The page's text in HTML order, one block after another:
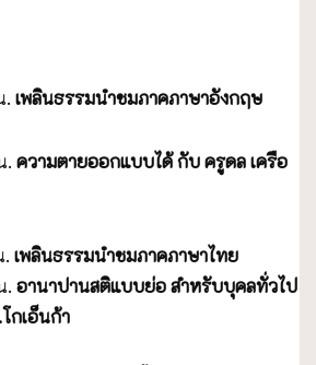
. เพลินธรรมนำชมภาคภาษาอังกฤษ
. ความตายออกแบบได้ กับ ครูดล เครือ
. เพลินธรรมนำชมภาคภาษาไทย
. อานาปานสติแบบย่อ สำหรับบุคลทั่วไป
กเอ็นก้า